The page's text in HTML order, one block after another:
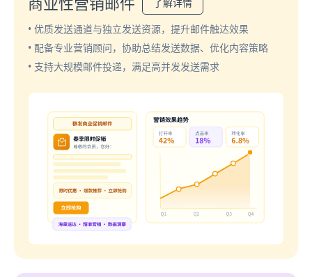
• 优质发送通道与独立发送资源，提升邮件触达效果
• 配备专业营销顾问，协助总结发送数据、优化内容策略
• 支持大规模邮件投递，满足高并发发送需求